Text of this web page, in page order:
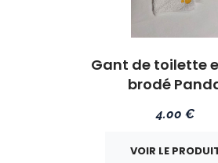
Gant de toilette
brodé
4.00 €
VOIR LE